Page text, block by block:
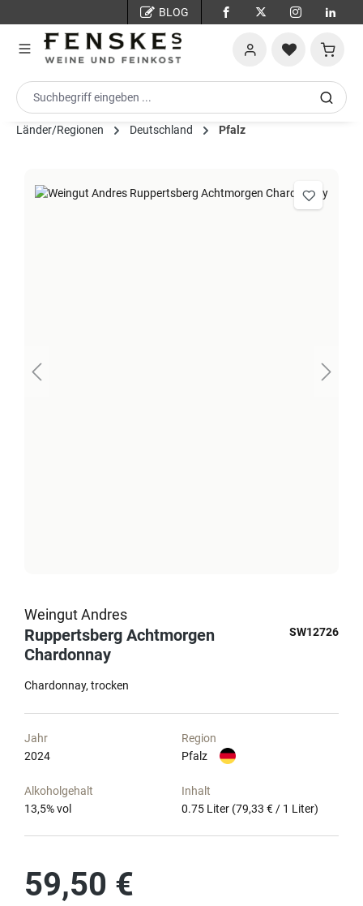
BLOG
Länder/Regionen Deutschland Pfalz
Weingut Andres
Ruppertsberg Achtmorgen
Chardonnay
SW12726
Chardonnay trocken
Jahr
2024
Region
Pfalz
Alkoholgehalt
13,5% vol
Inhalt
0.75 Liter (79,33 € / 1 Liter)
59,50 €